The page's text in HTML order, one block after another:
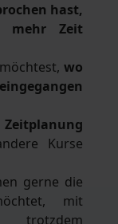
hast,
mehr Zeit
wo
Kurse
gerne die
mit